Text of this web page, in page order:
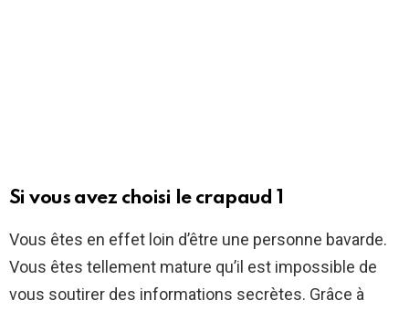
Si vous avez choisi le crapaud 1
Vous êtes en effet loin d’être une personne bavarde.
Vous êtes tellement mature qu’il est impossible de
vous soutirer des informations secrètes. Grâce à